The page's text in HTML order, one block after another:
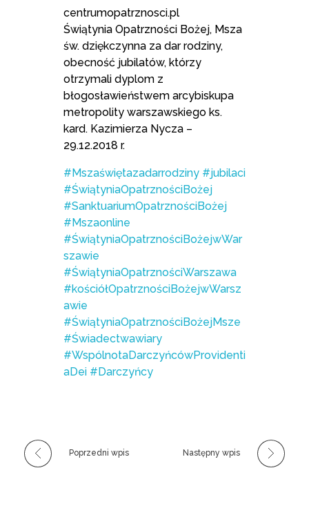
centrumopatrznosci.pl
Świątynia Opatrzności Bożej, Msza
św. dziękczynna za dar rodziny,
obecność jubilatów, którzy
otrzymali dyplom z
błogosławieństwem arcybiskupa
metropolity warszawskiego ks.
kard. Kazimierza Nycza –
29.12.2018 r.
#Mszaświętazadarrodziny #jubilaci
#ŚwiątyniaOpatrznościBożej
#SanktuariumOpatrznościBożej
#Mszaonline
#ŚwiątyniaOpatrznościBożejwWar
szawie
#ŚwiątyniaOpatrznościWarszawa
#kościółOpatrznościBożejwWarsz
awie
#ŚwiątyniaOpatrznościBożejMsze
#Świadectwawiary
#WspólnotaDarczyńcówProvidenti
aDei #Darczyńcy
Poprzedni wpis Następny wpis